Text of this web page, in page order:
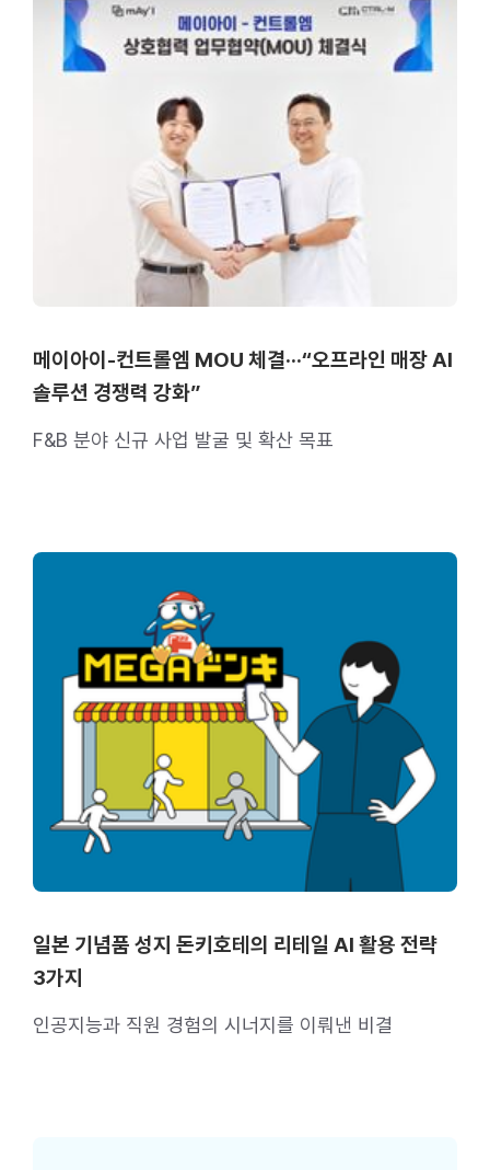
메이아이-컨트롤엠 MOU 체결···“오프라인 매장 AI
솔루션 경쟁력 강화”
F&B 분야 신규 사업 발굴 및 확산 목표
일본 기념품 성지 돈키호테의 리테일 AI 활용 전략
3가지
인공지능과 직원 경험의 시너지를 이뤄낸 비결